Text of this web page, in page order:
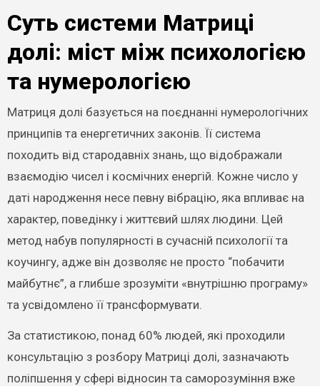
Суть системи Матриці
долі: міст між психологією
та нумерологією
Матриця долі базується на поєднанні нумерологічних
принципів та енергетичних законів. Її система
походить від стародавніх знань, що відображали
взаємодію чисел і космічних енергій. Кожне число у
даті народження несе певну вібрацію, яка впливає на
характер, поведінку і життєвий шлях людини. Цей
метод набув популярності в сучасній психології та
коучингу, адже він дозволяє не просто “побачити
майбутнє”, а глибше зрозуміти «внутрішню програму»
та усвідомлено її трансформувати.
За статистикою, понад 60% людей, які проходили
консультацію з розбору Матриці долі, зазначають
поліпшення у сфері відносин та саморозуміння вже